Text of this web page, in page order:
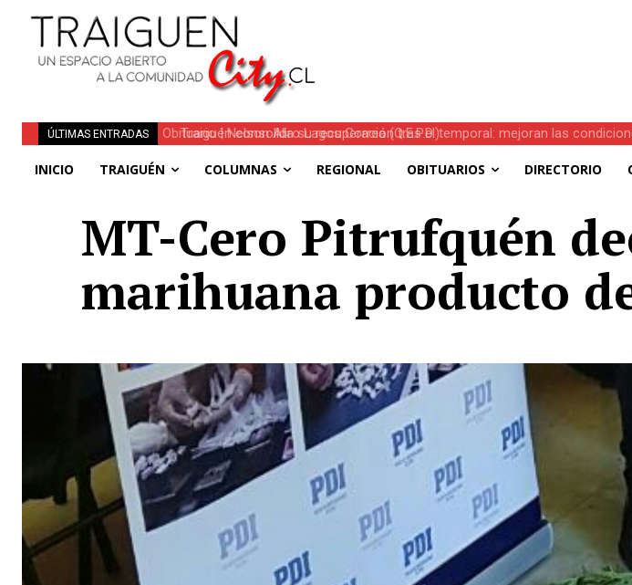
ÚLTIMAS ENTRADAS
Traiguén consolida su recuperación tras el temporal: mejoran las
INICIO TRAIGUÉN COLUMNAS REGIONAL OBITUARIOS DIRECTORIO
MT-Cero Pitrufquén
marihuana producto